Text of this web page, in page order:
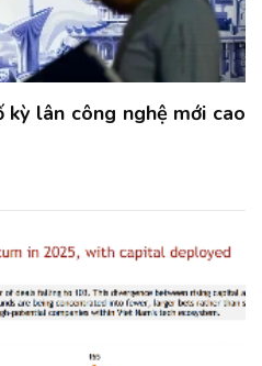
kỳ lân công nghệ mới cao